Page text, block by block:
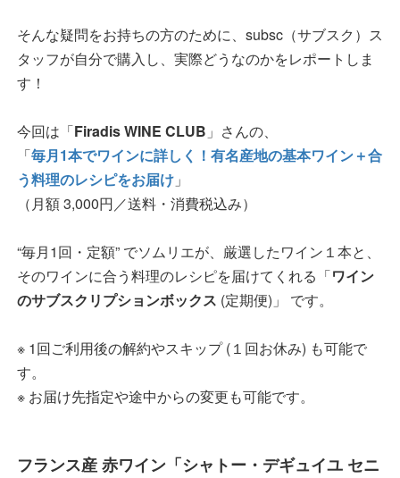
そんな疑問をお持ちの方のために、subsc（サブスク）ス
タッフが自分で購入し、実際どうなのかをレポートしま
す！
今回は「Firadis WINE CLUB 」さんの、
「毎月1本でワインに詳しく！有名産地の基本ワイン＋合
う料理のレシピをお届け 」
（月額 3,000円／送料・消費税込み）
“毎月1回・定額” でソムリエが、厳選したワイン１本と、
そのワインに合う料理のレシピを届けてくれる「ワイン
のサブスクリプションボックス (定期便)」 です。
※ 1回ご利用後の解約やスキップ (１回お休み) も可能で
す。
※ お届け先指定や途中からの変更も可能です。
フランス産 赤ワイン「シャトー・デギュイユ セニ